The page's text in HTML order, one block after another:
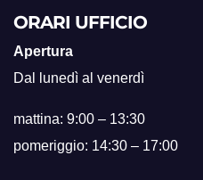
ORARI UFFICIO
Apertura
Dal lunedì al venerdì
mattina: 9:00 – 13:30
pomeriggio: 14:30 – 17:00